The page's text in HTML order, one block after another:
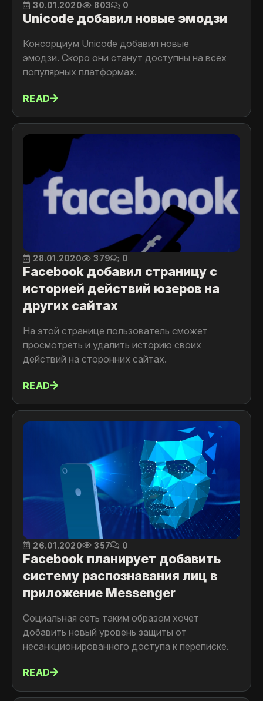
30.01.2020 803 0
Unicode добавил новые эмодзи
Консорциум Unicode добавил новые
эмодзи. Скоро они станут доступны на всех
популярных платформах.
READ
28.01.2020 379 0
Facebook добавил страницу с
историей действий юзеров на
других сайтах
На этой странице пользователь сможет
просмотреть и удалить историю своих
действий на сторонних сайтах.
READ
26.01.2020 357 0
Facebook планирует добавить
систему распознавания лиц в
приложение Messenger
Социальная сеть таким образом хочет
добавить новый уровень защиты от
несанкционированного доступа к переписке.
READ